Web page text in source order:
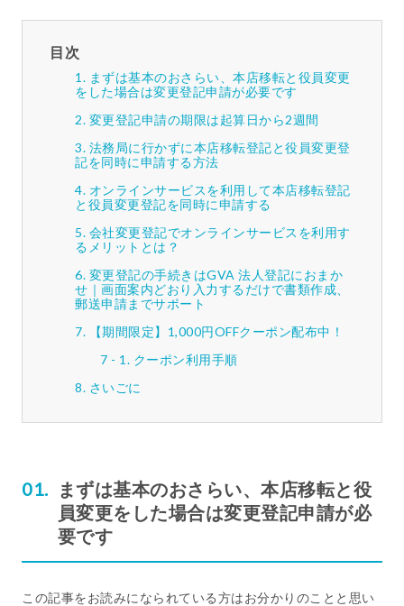
目次
まずは基本のおさらい、本店移転と役員変更
をした場合は変更登記申請が必要です
変更登記申請の期限は起算日から2週間
法務局に行かずに本店移転登記と役員変更登
記を同時に申請する方法
オンラインサービスを利用して本店移転登記
と役員変更登記を同時に申請する
会社変更登記でオンラインサービスを利用す
るメリットとは？
変更登記の手続きはGVA 法人登記におまか
せ｜画面案内どおり入力するだけで書類作成、
郵送申請までサポート
【期間限定】1,000円OFFクーポン配布中！
クーポン利用手順
さいごに
まずは基本のおさらい、本店移転と役
員変更をした場合は変更登記申請が必
要です
この記事をお読みになられている方はお分かりのことと思い